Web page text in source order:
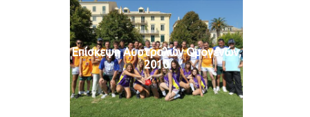
Επίσκεψη Αυστραλών Ομογενών,
2010